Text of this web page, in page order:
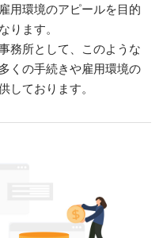
用環境のアピールを目的
ります。
務所として、このような
くの手続きや雇用環境の
しております。